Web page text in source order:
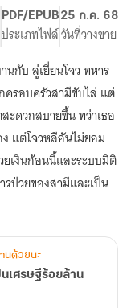
PDF/EPUB
ประเภทไฟล์
25 ก.ค. 68
วันที่วางขาย
นกับ ลู่เยี่ยนโจว ทหาร
ครอบครัวสามีขับไล่ แต่
ะดวกสบายขึ้น ทว่าเธอ
แต่โจวหลีอันไม่ยอม
เงินก้อนนี้และระบบมิติ
รป่วยของสามีและเป็น
นด้วยนะ
เศรษฐีร้อยล้าน